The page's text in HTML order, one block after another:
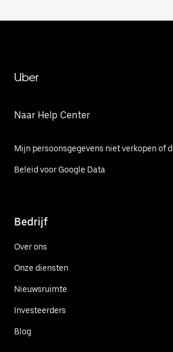
Uber
Naar Help Center
Mijn persoonsgegevens niet verkopen of
Beleid voor Google Data
Bedrijf
Over ons
Onze diensten
Nieuwsruimte
Investeerders
Blog